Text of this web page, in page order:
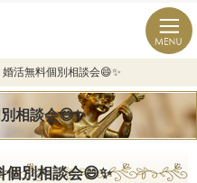
活無料個別相談会😄✨
相談会😄✨
ェgem’ｓ（ジェムズ）
ジェムズ)
個別相談会😄✨
活無料個別相談会😄✨